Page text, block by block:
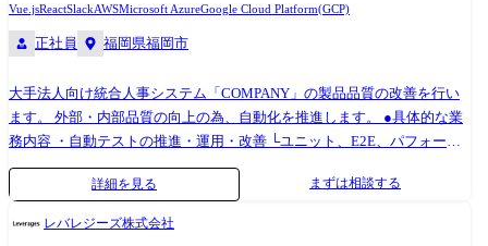
GitLab issues, Redmine, Trac 開発ツール: Visual Studio Code, Eclipse コミ
に応じて担当業務を決めます。 半年後には主担当へ、2年後にはリーダ
ーへのステップアップを期待します。 手挙げ制度や年1回の全社公募制
度もあるため、 ご希望に応じて幅広いキャリアパスの提供が可能です。
<事例> ・エンジニアリーダー→マネージャー(プロダクト責任者)または
スペシャリスト ※年齢での評価は行っていないため、入社後数年でリー
Vue.jsReactSlackAWSMicrosoft AzureGoogle Cloud Platform(GCP)
正社員 福岡県福岡市
大手法人向け統合人事システム「COMPANY」の製品品質の改善を行い
ます。 外部・内部品質の向上の為、自動化を推進します。 ●具体的な業
務内容 ・自動テストの推進・運用・改善 └ユニット、E2E、パフォーマ
ンスなど ・自動テスト環境の構築・運用 ・コード品質改善ツールの推
進・運用・改善 └静的解析(SonarQube)、Linter、フォーマッターなど ・
テスト設計、マニュアル作成支援 ・品質改善計画の策定・実行 ・開発、
詳細を見る まずは相談する
レバレジーズ株式会社